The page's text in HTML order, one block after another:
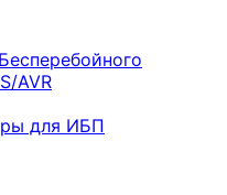
AVR
для ИБП